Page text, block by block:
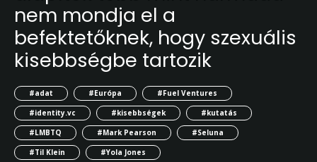
nem mondja el a
befektetőknek, hogy szexuális
kisebbségbe tartozik
#adat #Európa
#Fuel Ventures
#identity.vc
#kisebbségek
#kutatás
#LMBTQ
#Mark Pearson
#Seluna
#Til Klein
#Yola Jones